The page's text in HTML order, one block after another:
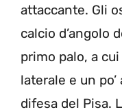
attaccante. Gli
calcio d’angolo
primo palo, a
laterale e un
difesa del Pisa.